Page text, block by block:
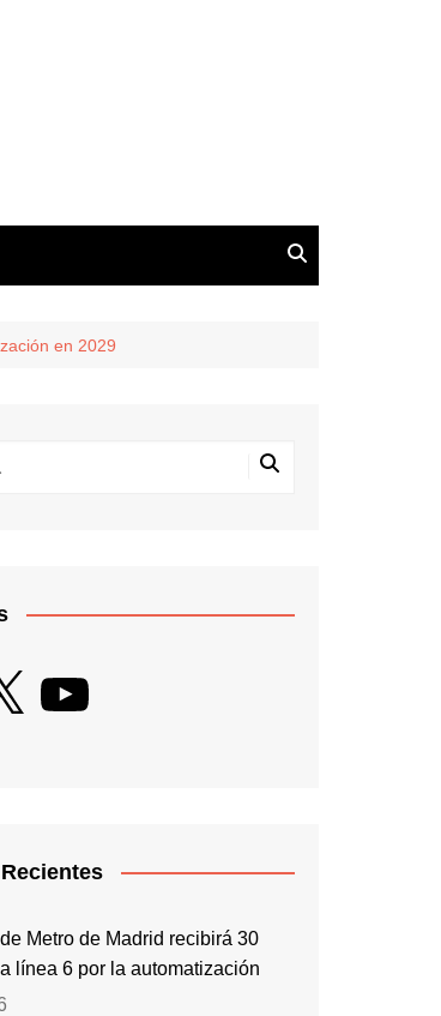
en 2029
YouTube
Metro de Madrid recibirá 30
línea 6 por la automatización